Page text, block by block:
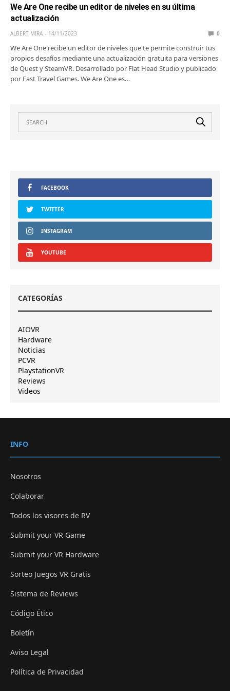
We Are One recibe un editor de niveles en su última
actualización
ALBERT MIRA 14/11/2023 0
We Are One recibe un editor de niveles que te permite construir tus
propios desafíos mediante una actualización gratuita para versiones
de Quest y SteamVR. Desarrollado por Flat Head Studio y publicado
por Fast Travel Games. We Are One es…
FACEBOOK
TWITTER
INSTAGRAM
YOUTUBE
CATEGORÍAS
AIOVR
Hardware
Noticias
PCVR
PlaystationVR
Reviews
Videos
INFO
Nosotros
Colaborar
Todos los visores de RV
Submit your VR Game
Submit your VR Hardware
Sorteo Juegos VR Gratis
Sistema de Reviews
Código Ético
Boletín
Aviso Legal
Política de Privacidad